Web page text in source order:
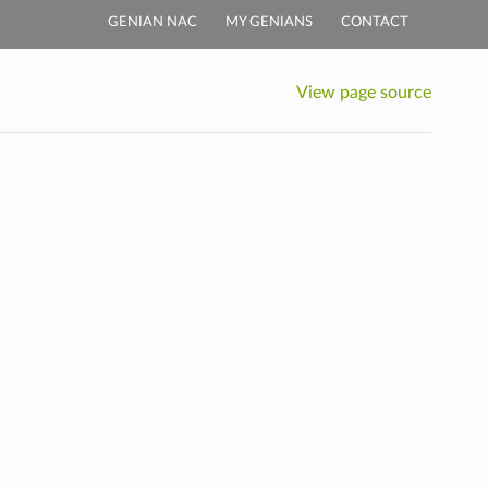
GENIAN NAC MY GENIANS CONTACT
View page source